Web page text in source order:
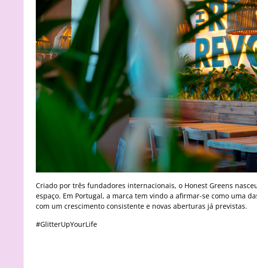
Criado por três fundadores internacionais, o Honest Greens
espaço. Em Portugal, a marca tem vindo a afirmar-se como uma
com um crescimento consistente e novas aberturas já previstas.
#GlitterUpYourLife